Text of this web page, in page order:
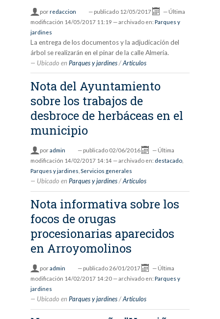
porredaccion — publicado 12/05/2017 — Última
modificación 14/05/2017 11:19 — archivado en: Parques y
jardines
La entrega de los documentos y la adjudicación del
árbol se realizarán en el pinar de la calle Almería.
Ubicado en Parques y jardines /Artículos
Nota del Ayuntamiento
sobre los trabajos de
desbroce de herbáceas en el
municipio
poradmin — publicado 02/06/2016 — Última
modificación 14/02/2017 14:14 — archivado en: destacado,
Parques y jardines Servicios generales
Ubicado en Parques y jardines /Artículos
Nota informativa sobre los
focos de orugas
procesionarias aparecidos
en Arroyomolinos
poradmin — publicado 26/01/2017 — Última
modificación 14/02/2017 14:20 — archivado en: Parques y
jardines
Ubicado en Parques y jardines /Artículos